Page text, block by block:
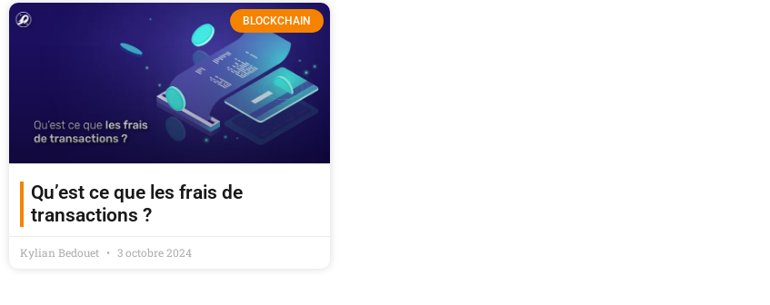
BLOCKCHAIN
Qu’est ce que les frais de
transactions ?
Kylian Bedouet 3 octobre 2024